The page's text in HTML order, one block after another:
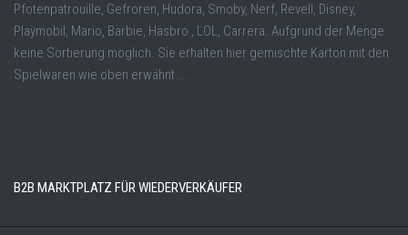
Pfotenpatrouille, Gefroren, Hudora, Smoby, Nerf, Revell, Disney,
Playmobil, Mario, Barbie, Hasbro , LOL, Carrera. Aufgrund der Menge
keine Sortierung möglich. Sie erhalten hier gemischte Karton mit den
Spielwaren wie oben erwähnt ...
B2B MARKTPLATZ FÜR WIEDERVERKÄUFER